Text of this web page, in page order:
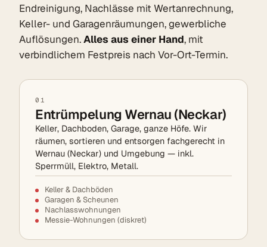
Endreinigung, Nachlässe mit Wertanrechnung,
Keller- und Garagenräumungen, gewerbliche
Auflösungen.Alles aus einer Hand, mit
verbindlichem Festpreis nach Vor-Ort-Termin.
01
Entrümpelung Wernau (Neckar)
Keller, Dachboden, Garage, ganze Höfe. Wir
räumen, sortieren und entsorgen fachgerecht in
Wernau (Neckar) und Umgebung — inkl.
Sperrmüll, Elektro, Metall.
Keller & Dachböden
Garagen & Scheunen
Nachlasswohnungen
Messie-Wohnungen (diskret)